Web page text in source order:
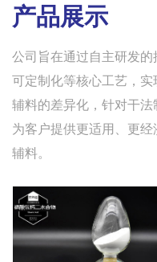
产品展示
公司旨在通过自主研发
可定制化等核心工艺，
辅料的差异化，针对干法
为客户提供更适用、更
辅料。